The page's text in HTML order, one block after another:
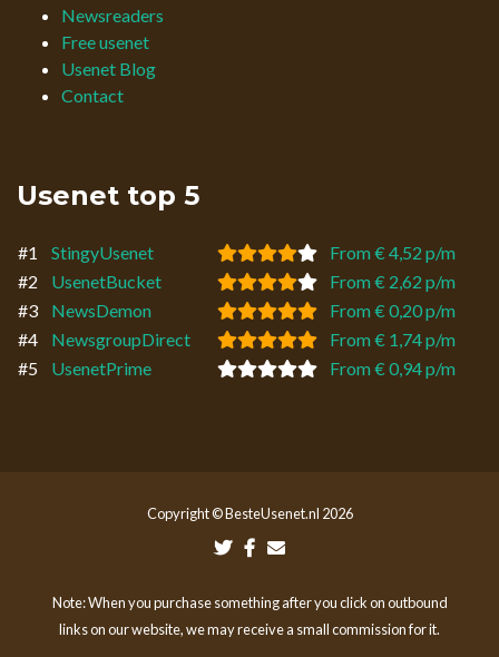
Newsreaders
Free usenet
Usenet Blog
Contact
Usenet top 5
#1 StingyUsenet
From € 4,52 p/m
#2
UsenetBucket
From € 2,62 p/m
#3
NewsDemon
From € 0,20 p/m
#4
NewsgroupDirect
From € 1,74 p/m
#5
UsenetPrime From € 0,94 p/m
Copyright © BesteUsenet.nl 2026
Note: When you purchase something after you click on outbound
links on our website, we may receive a small commission for it.